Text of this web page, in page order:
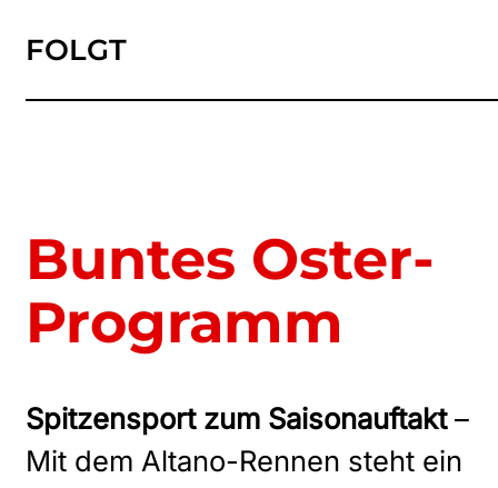
FOLGT
Buntes Oster-
Programm
Spitzensport zum Saisonauftakt–
Mit dem Altano-Rennen steht ein